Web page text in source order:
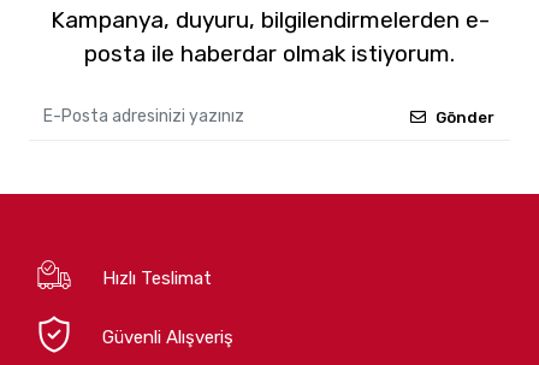
Kampanya, duyuru, bilgilendirmelerden e-
posta ile haberdar olmak istiyorum.
Gönder
Hızlı Teslimat
Güvenli Alışveriş